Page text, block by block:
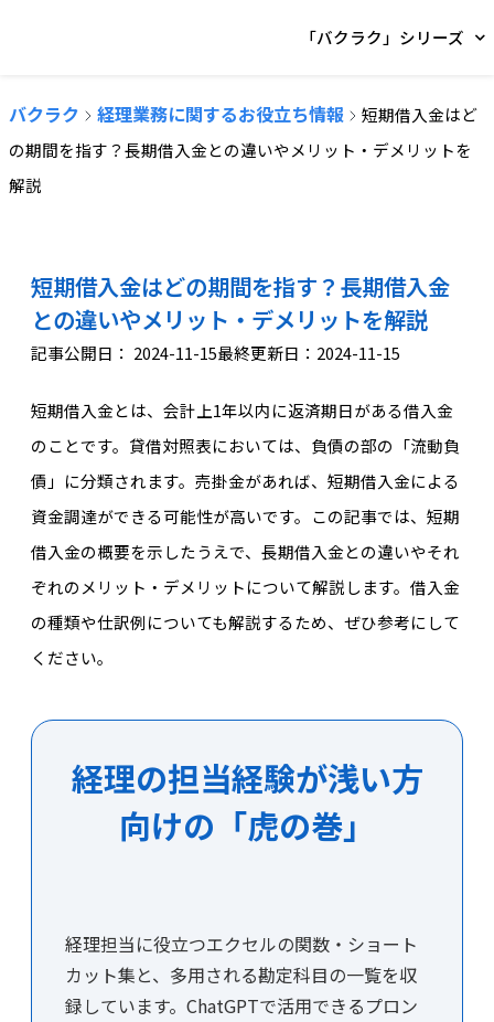
「バクラク」シリーズ
バクラク 経理業務に関するお役立ち情報
短期借入金はど
の期間を指す？長期借入金との違いやメリット・デメリットを
解説
短期借入金はどの期間を指す？長期借入金
との違いやメリット・デメリットを解説
記事公開日： 2024-11-15最終更新日：2024-11-15
短期借入金とは、会計上1年以内に返済期日がある借入金
のことです。貸借対照表においては、負債の部の「流動負
債」に分類されます。売掛金があれば、短期借入金による
資金調達ができる可能性が高いです。この記事では、短期
借入金の概要を示したうえで、長期借入金との違いやそれ
ぞれのメリット・デメリットについて解説します。借入金
の種類や仕訳例についても解説するため、ぜひ参考にして
ください。
経理の担当経験が浅い方
向けの「虎の巻」
経理担当に役立つエクセルの関数・ショート
カット集と、多用される勘定科目の一覧を収
録しています。ChatGPTで活用できるプロン